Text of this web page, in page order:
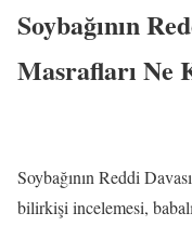
Soybağının
Masrafları Ne
Soybağının Reddi
bilirkişi incelemesi,